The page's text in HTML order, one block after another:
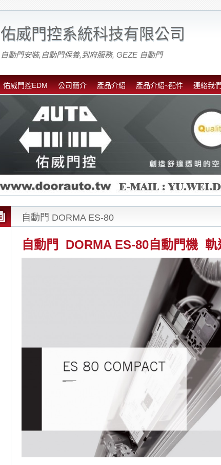
佑威門控系統科技有限公司
自動門安裝,自動門保養,到府服務, GEZE 自動門
佑威門控EDM 公司簡介 產品介紹 產品介紹~配件 連絡我
自動門 DORMA ES-80
自動門 DORMA ES-80自動門機 軌